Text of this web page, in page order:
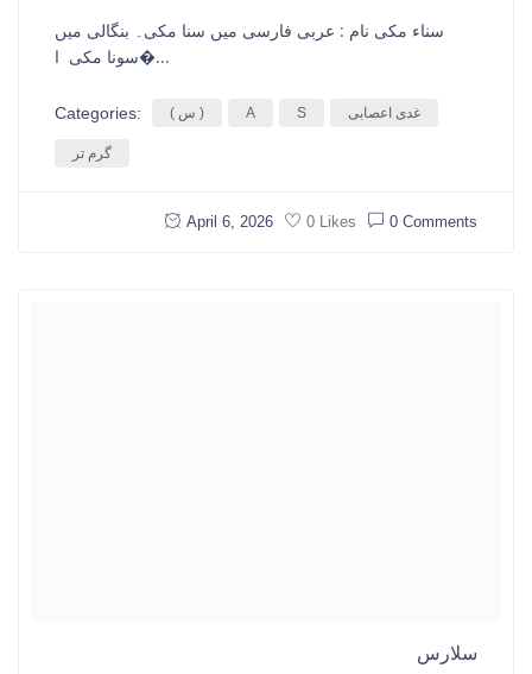
سناء مکی نام : عربی فارسی میں سنا مکی۔ بنگالی میں
سونا مکی ا�...
Categories: ( س ) A S غدی اعصابی
گرم تر
April 6, 2026 0 Likes 0 Comments
سلارس